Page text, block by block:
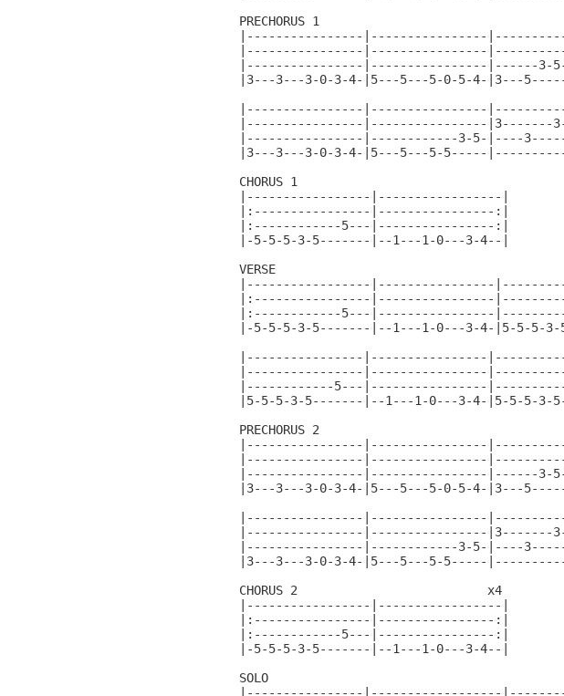
PRECHORUS 1
|----------------|----------------
|----------------|----------------
|----------------|----------------|------3-
|3---3---3-0-3-4-|5---5---5-0-5-4-|3---
|----------------|----------------
|----------------|----------------|3-------3-
|----------------|------------3-5-|----
|3---3---3-0-3-4-|5---5---5-5-----
CHORUS 1
|-----------------|-----------------|
|:----------------|----------------:|
|:------------5---|----------------:|
|-5-5-5-3-5-------|--1---1-0---3-4--|
VERSE
|-----------------|----------------
|:----------------|----------------
|:------------5---|----------------
|-5-5-5-3-5-------|--1---1-0---3-4-|5-5-
|----------------|----------------
|----------------|----------------
|------------5---|----------------
|5-5-5-3-5-------|--1---1-0---3-4-|5-5-5-
PRECHORUS 2
|----------------|----------------
|----------------|----------------
|----------------|----------------|------3-5-
|3---3---3-0-3-4-|5---5---5-0-5-4-|3---
|----------------|----------------
|----------------|----------------|3-------3-
|----------------|------------3-5-|----
|3---3---3-0-3-4-|5---5---5-5-----
CHORUS 2                          x4
|-----------------|-----------------|
|:----------------|----------------:|
|:------------5---|----------------:|
|-5-5-5-3-5-------|--1---1-0---3-4--|
SOLO
|----------------|------------------